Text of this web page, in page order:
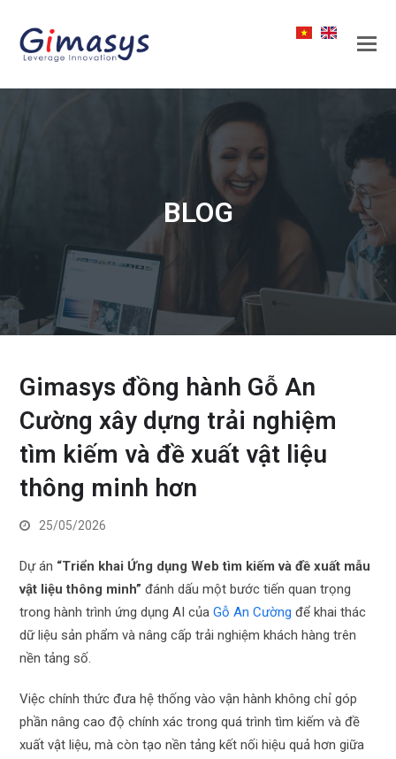
BLOG
Gimasys đồng hành Gỗ An
Cường xây dựng trải nghiệm
tìm kiếm và đề xuất vật liệu
thông minh hơn
25/05/2026
Dự án “Triển khai Ứng dụng Web tìm kiếm và đề xuất mẫu
vật liệu thông minh” đánh dấu một bước tiến quan trọng
trong hành trình ứng dụng AI củaGỗ An Cường để khai thác
dữ liệu sản phẩm và nâng cấp trải nghiệm khách hàng trên
nền tảng số.
Việc chính thức đưa hệ thống vào vận hành không chỉ góp
phần nâng cao độ chính xác trong quá trình tìm kiếm và đề
xuất vật liệu, mà còn tạo nền tảng kết nối hiệu quả hơn giữa